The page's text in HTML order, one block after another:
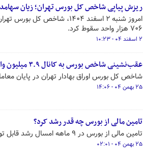
ریزش پیاپی شاخص کل بورس تهران؛ زیان
۷۰۶ هزار واحد سقوط کرد.
۲ اسفند ۰۴ - ۱۰:۲۳
عقب‌نشینی شاخص بورس به کانال ۳.۹ میلیون واحد
شاخص کل بورس اوراق بهادار تهران در پایان معاملات امروز با ریزش بیش
۲۵ بهمن ۰۴ - ۱۴:۰۶
تامین مالی از بورس چه قدر رشد کرد؟
تامین مالی از بورس در ۹ ماهه امسال رشد قابل توجه ۷۵ درصدی داشته است.
۲۵ بهمن ۰۴ - ۰۲:۰۱